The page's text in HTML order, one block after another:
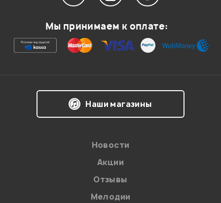
Ваша оценка:
Мы принимаем к оплате:
Наши магазины
Новости
Акции
Отзывы
Мелодии